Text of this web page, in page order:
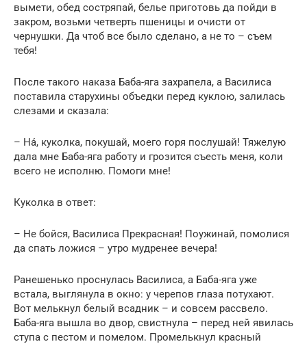
вымети, обед состряпай, белье приготовь да пойди в
закром, возьми четверть пшеницы и очисти от
чернушки. Да чтоб все было сделано, а не то – съем
тебя!
После такого наказа Баба-яга захрапела, а Василиса
поставила старухины объедки перед куклою, залилась
слезами и сказала:
– На́, куколка, покушай, моего горя послушай! Тяжелую
дала мне Баба-яга работу и грозится съесть меня, коли
всего не исполню. Помоги мне!
Куколка в ответ:
– Не бойся, Василиса Прекрасная! Поужинай, помолися
да спать ложися – утро мудренее вечера!
Ранешенько проснулась Василиса, а Баба-яга уже
встала, выглянула в окно: у черепов глаза потухают.
Вот мелькнул белый всадник – и совсем рассвело.
Баба-яга вышла во двор, свистнула – перед ней явилась
ступа с пестом и помелом. Промелькнул красный